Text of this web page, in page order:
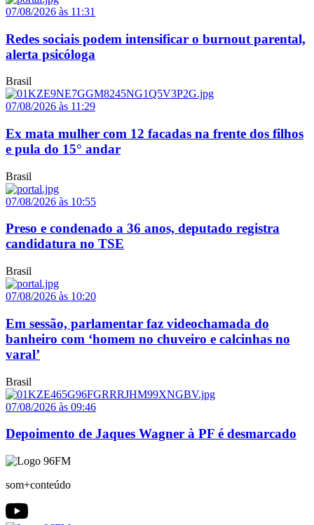
07/08/2026 às 11:31
Redes sociais podem intensificar o burnout parental,
alerta psicóloga
Brasil
07/08/2026 às 11:29
Ex mata mulher com 12 facadas na frente dos filhos
e pula do 15° andar
Brasil
07/08/2026 às 10:55
Preso e condenado a 36 anos, deputado registra
candidatura no TSE
Brasil
07/08/2026 às 10:20
Em sessão, parlamentar faz videochamada do
banheiro com ‘homem no chuveiro e calcinhas no
varal’
Brasil
07/08/2026 às 09:46
Depoimento de Jaques Wagner à PF é desmarcado
som+conteúdo